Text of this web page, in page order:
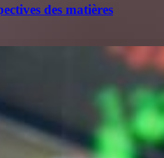
des matières